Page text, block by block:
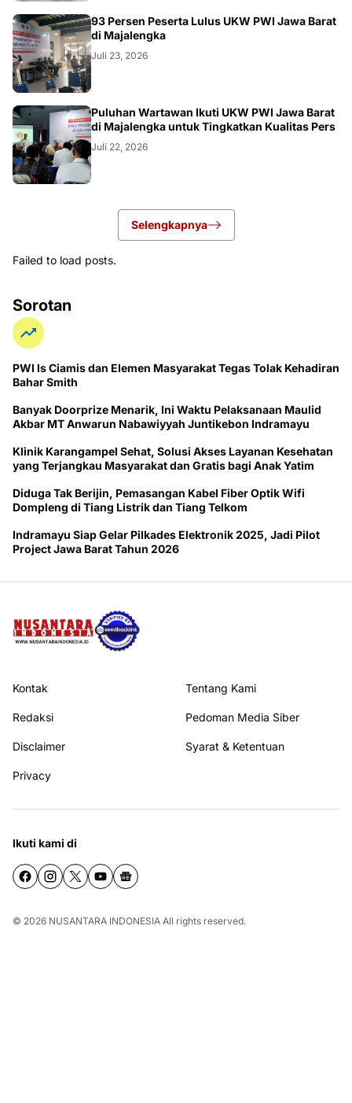
93 Persen Peserta Lulus UKW PWI Jawa Barat
di Majalengka
Juli 23, 2026
Puluhan Wartawan Ikuti UKW PWI Jawa Barat
di Majalengka untuk Tingkatkan Kualitas Pers
Juli 22, 2026
Selengkapnya
Failed to load posts.
Sorotan
PWI ls Ciamis dan Elemen Masyarakat Tegas Tolak Kehadiran
Bahar Smith
Banyak Doorprize Menarik, Ini Waktu Pelaksanaan Maulid
Akbar MT Anwarun Nabawiyyah Juntikebon Indramayu
Klinik Karangampel Sehat, Solusi Akses Layanan Kesehatan
yang Terjangkau Masyarakat dan Gratis bagi Anak Yatim
Diduga Tak Berijin, Pemasangan Kabel Fiber Optik Wifi
Dompleng di Tiang Listrik dan Tiang Telkom
Indramayu Siap Gelar Pilkades Elektronik 2025, Jadi Pilot
Project Jawa Barat Tahun 2026
Kontak Tentang Kami
Redaksi Pedoman Media Siber
Disclaimer Syarat & Ketentuan
Privacy
Ikuti kami di
© 2026 NUSANTARA INDONESIA All rights reserved.